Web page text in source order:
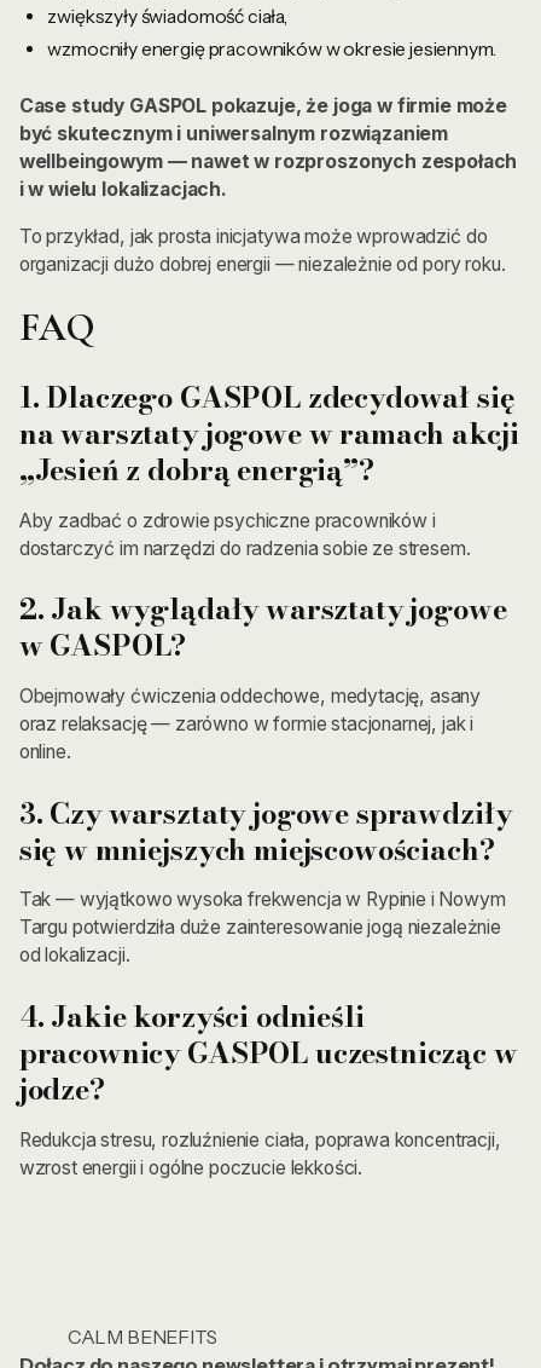
zwiększyły świadomość ciała,
wzmocniły energię pracowników w okresie jesiennym.
Case study GASPOL pokazuje, że joga w firmie może
być skutecznym i uniwersalnym rozwiązaniem
wellbeingowym — nawet w rozproszonych zespołach
i w wielu lokalizacjach.
To przykład, jak prosta inicjatywa może wprowadzić do
organizacji dużo dobrej energii — niezależnie od pory roku.
FAQ
1. Dlaczego GASPOL zdecydował się
na warsztaty jogowe w ramach akcji
„Jesień z dobrą energią”?
Aby zadbać o zdrowie psychiczne pracowników i
dostarczyć im narzędzi do radzenia sobie ze stresem.
2. Jak wyglądały warsztaty jogowe
w GASPOL?
Obejmowały ćwiczenia oddechowe, medytację, asany
oraz relaksację — zarówno w formie stacjonarnej, jak i
online.
3. Czy warsztaty jogowe sprawdziły
się w mniejszych miejscowościach?
Tak — wyjątkowo wysoka frekwencja w Rypinie i Nowym
Targu potwierdziła duże zainteresowanie jogą niezależnie
od lokalizacji.
4. Jakie korzyści odnieśli
pracownicy GASPOL uczestnicząc w
jodze?
Redukcja stresu, rozluźnienie ciała, poprawa koncentracji,
wzrost energii i ogólne poczucie lekkości.
CALM BENEFITS